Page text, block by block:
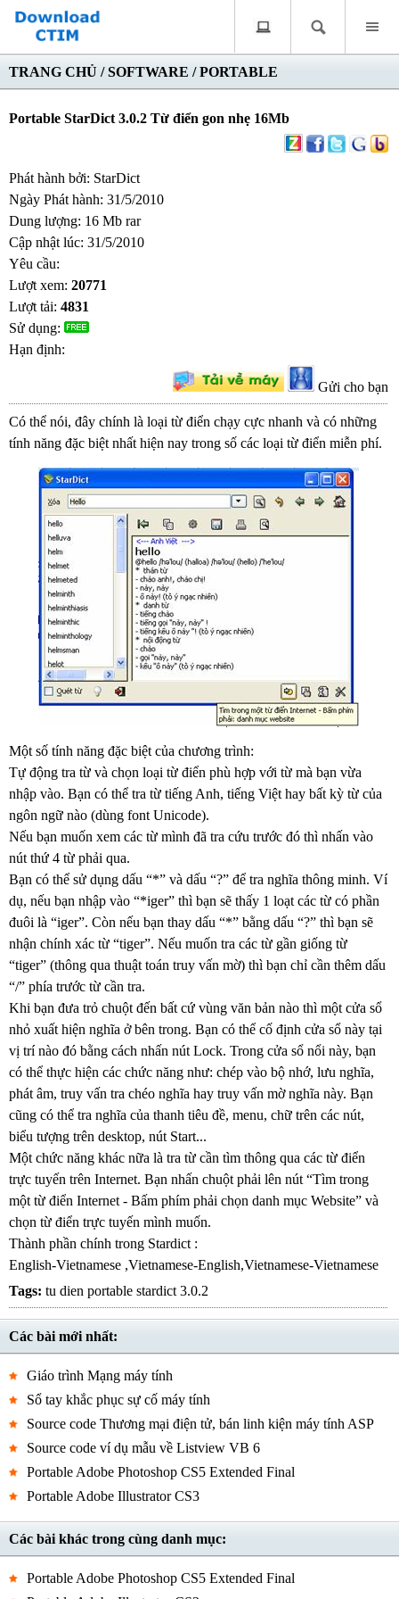
TRANG CHỦ /SOFTWARE /PORTABLE
Portable StarDict 3.0.2 Từ điển gon nhẹ 16Mb
Phát hành bởi: StarDict
Ngày Phát hành: 31/5/2010
Dung lượng: 16 Mb rar
Cập nhật lúc: 31/5/2010
Yêu cầu:
Lượt xem: 20771
Lượt tải: 4831
Sử dụng:
Hạn định:
Gửi cho bạn
Có thể nói, đây chính là loại từ điển chạy cực nhanh và có những
tính năng đặc biệt nhất hiện nay trong số các loại từ điển miễn phí.
Một số tính năng đặc biệt của chương trình:
Tự động tra từ và chọn loại từ điển phù hợp với từ mà bạn vừa
nhập vào. Bạn có thể tra từ tiếng Anh, tiếng Việt hay bất kỳ từ của
ngôn ngữ nào (dùng font Unicode).
Nếu bạn muốn xem các từ mình đã tra cứu trước đó thì nhấn vào
nút thứ 4 từ phải qua.
Bạn có thể sử dụng dấu “*” và dấu “?” để tra nghĩa thông minh. Ví
dụ, nếu bạn nhập vào “*iger” thì bạn sẽ thấy 1 loạt các từ có phần
đuôi là “iger”. Còn nếu bạn thay dấu “*” bằng dấu “?” thì bạn sẽ
nhận chính xác từ “tiger”. Nếu muốn tra các từ gần giống từ
“tiger” (thông qua thuật toán truy vấn mờ) thì bạn chỉ cần thêm dấu
“/” phía trước từ cần tra.
Khi bạn đưa trỏ chuột đến bất cứ vùng văn bản nào thì một cửa sổ
nhỏ xuất hiện nghĩa ở bên trong. Bạn có thể cố định cửa sổ này tại
vị trí nào đó bằng cách nhấn nút Lock. Trong cửa sổ nổi này, bạn
có thể thực hiện các chức năng như: chép vào bộ nhớ, lưu nghĩa,
phát âm, truy vấn tra chéo nghĩa hay truy vấn mờ nghĩa này. Bạn
cũng có thể tra nghĩa của thanh tiêu đề, menu, chữ trên các nút,
biểu tượng trên desktop, nút Start...
Một chức năng khác nữa là tra từ cần tìm thông qua các từ điển
trực tuyến trên Internet. Bạn nhấn chuột phải lên nút “Tìm trong
một từ điển Internet - Bấm phím phải chọn danh mục Website” và
chọn từ điển trực tuyến mình muốn.
Thành phần chính trong Stardict :
English-Vietnamese ,Vietnamese-English,Vietnamese-Vietnamese
Tags: tu dien portable stardict 3.0.2
Các bài mới nhất:
Giáo trình Mạng máy tính
Sổ tay khắc phục sự cố máy tính
Source code Thương mại điện tử, bán linh kiện máy tính ASP
Source code ví dụ mẫu về Listview VB 6
Portable Adobe Photoshop CS5 Extended Final
Portable Adobe Illustrator CS3
Các bài khác trong cùng danh mục:
Portable Adobe Photoshop CS5 Extended Final